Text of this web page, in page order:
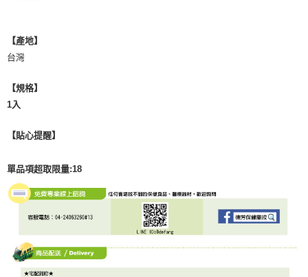
【產地】
台灣
【規格】
1入
【貼心提醒】
單品項超取限量:18